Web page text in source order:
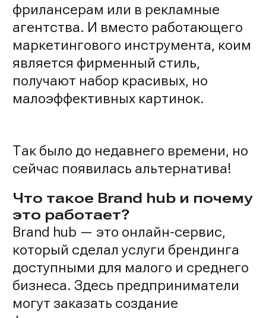
фрилансерам или в рекламные
агентства. И вместо работающего
маркетингового инструмента, коим
является фирменный стиль,
получают набор красивых, но
малоэффективных картинок.
Так было до недавнего времени, но
сейчас появилась альтернатива!
Что такое Brand hub и почему
это работает?
Brand hub — это онлайн-сервис,
который сделал услуги брендинга
доступными для малого и среднего
бизнеса. Здесь предприниматели
могут заказать создание